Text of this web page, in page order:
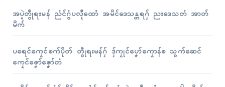
အပ္ဍဲတွဵုရးမန် ညံၚ်ဂွံပလီုထောံ အမိၚ်ဒေသန္တရဂှ် ညးဒေသတံ အာတ်
မိက်
ပရေၚ်ကၠေၚ်စက်ပိုတ် တွဵုရးမန်ဂှ် ဒှ်ကၠုၚ်ပၞော်ကၠောန်စ သွက်ဆေၚ်
ကၠေၚ်ဇၞော်ဇၞော်တံ